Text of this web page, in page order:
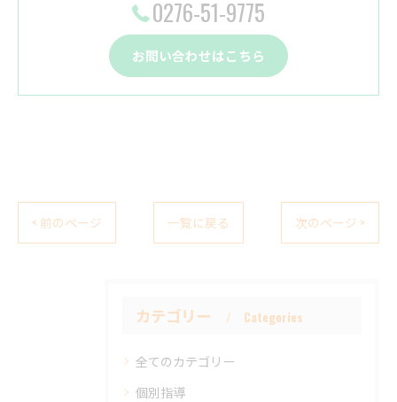
0276-51-9775
お問い合わせはこちら
< 前のページ 一覧に戻る 次のページ >
カテゴリー Categories
全てのカテゴリー
個別指導